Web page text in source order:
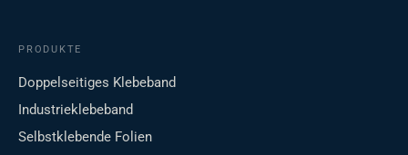
PRODUKTE
Doppelseitiges Klebeband
Industrieklebeband
Selbstklebende Folien